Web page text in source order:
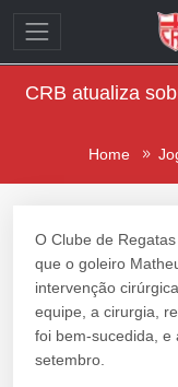
CRB atualiza
Home
O Clube de
que o goleiro
intervenção
equipe, a cirurgia,
foi bem-sucedida, e
setembro.